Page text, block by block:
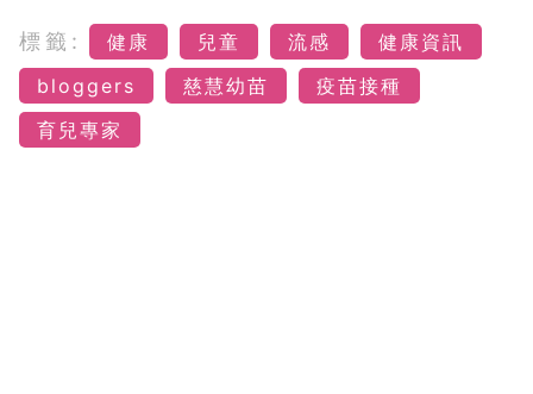
標籤: 健康 兒童 流感
健康資訊
bloggers
慈慧幼苗
疫苗接種
育兒專家